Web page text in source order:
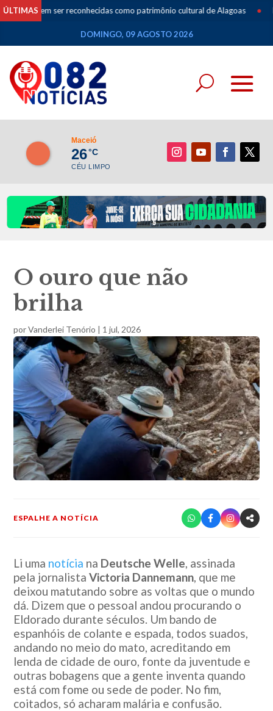
ÚLTIMASser reconhecidas como patrimônio cultural de Alagoas •
DOMINGO, 09 AGOSTO 2026
Maceió
26°C
CÉU LIMPO
O ouro que não
brilha
porVanderlei Tenório | 1 jul, 2026
ESPALHE A NOTÍCIA
Li uma notícia na Deutsche Welle, assinada
pela jornalistaVictoria Dannemann, que me
deixou matutando sobre as voltas que o mundo
dá. Dizem que o pessoal andou procurando o
Eldorado durante séculos. Um bando de
espanhóis de colante e espada, todos suados,
andando no meio do mato, acreditando em
lenda de cidade de ouro, fonte da juventude e
outras bobagens que a gente inventa quando
está com fome ou sede de poder. No fim,
coitados, só acharam malária e confusão.